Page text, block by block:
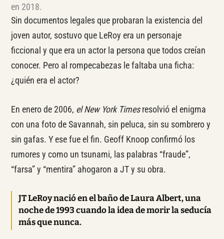
en 2018.
Sin documentos legales que probaran la existencia del
joven autor, sostuvo que LeRoy era un personaje
ficcional y que era un actor la persona que todos creían
conocer. Pero al rompecabezas le faltaba una ficha:
¿quién era el actor?
En enero de 2006, el New York Timesresolvió el enigma
con una foto de Savannah, sin peluca, sin su sombrero y
sin gafas. Y ese fue el fin. Geoff Knoop confirmó los
rumores y como un tsunami, las palabras “fraude”,
“farsa” y “mentira” ahogaron a JT y su obra.
JT LeRoy nació en el baño de Laura Albert, una
noche de 1993 cuando la idea de morir la seducía
más que nunca.